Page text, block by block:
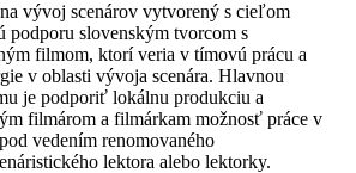
vývoj scenárov vytvorený s cieľom
podporu slovenským tvorcom s
filmom, ktorí veria v tímovú prácu a
v oblasti vývoja scenára. Hlavnou
je podporiť lokálnu produkciu a
filmárom a filmárkam možnosť práce v
vedením renomovaného
lektora alebo lektorky.